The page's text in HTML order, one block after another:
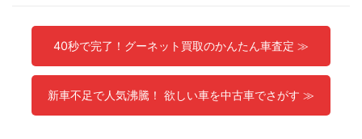
40秒で完了！グーネット買取のかんたん車査定 ≫
新車不足で人気沸騰！ 欲しい車を中古車でさがす ≫